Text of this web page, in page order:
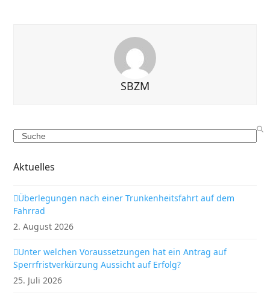
SBZM
Search
Aktuelles
Überlegungen nach einer Trunkenheitsfahrt auf dem
Fahrrad
2. August 2026
Unter welchen Voraussetzungen hat ein Antrag auf
Sperrfristverkürzung Aussicht auf Erfolg?
25. Juli 2026